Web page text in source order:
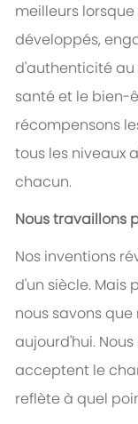
meilleurs
développés,
d'authenticité au
santé et le bien-
récompensons
tous les niveaux
chacun.
Nous travaillons
Nos inventions
d'un siècle. Mais
nous savons
aujourd'hui.
acceptent le
reflète à quel